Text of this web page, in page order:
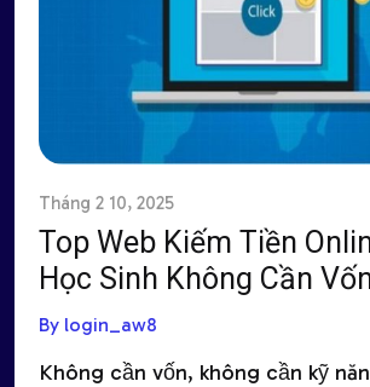
Tháng 2 10, 2025
Top Web Kiếm Tiền
Học Sinh Không Cần
By login_aw8
Không cần vốn, không cần kỹ